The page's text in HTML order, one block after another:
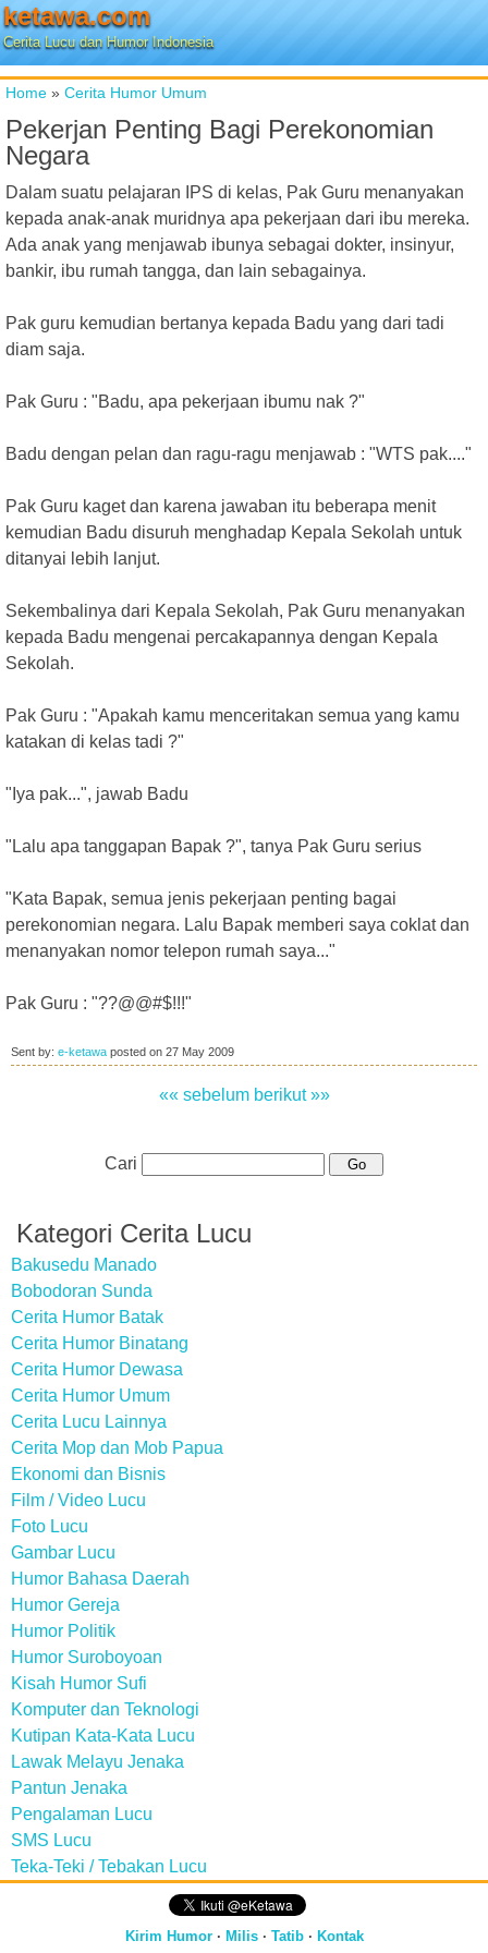
ketawa.com
Cerita Lucu dan Humor Indonesia
Home » Cerita Humor Umum
Pekerjan Penting Bagi Perekonomian
Negara
Dalam suatu pelajaran IPS di kelas, Pak Guru menanyakan
kepada anak-anak muridnya apa pekerjaan dari ibu mereka.
Ada anak yang menjawab ibunya sebagai dokter, insinyur,
bankir, ibu rumah tangga, dan lain sebagainya.
Pak guru kemudian bertanya kepada Badu yang dari tadi
diam saja.
Pak Guru : "Badu, apa pekerjaan ibumu nak ?"
Badu dengan pelan dan ragu-ragu menjawab : "WTS pak...."
Pak Guru kaget dan karena jawaban itu beberapa menit
kemudian Badu disuruh menghadap Kepala Sekolah untuk
ditanyai lebih lanjut.
Sekembalinya dari Kepala Sekolah, Pak Guru menanyakan
kepada Badu mengenai percakapannya dengan Kepala
Sekolah.
Pak Guru : "Apakah kamu menceritakan semua yang kamu
katakan di kelas tadi ?"
"Iya pak...", jawab Badu
"Lalu apa tanggapan Bapak ?", tanya Pak Guru serius
"Kata Bapak, semua jenis pekerjaan penting bagai
perekonomian negara. Lalu Bapak memberi saya coklat dan
menanyakan nomor telepon rumah saya..."
Pak Guru : "??@@#$!!!"
Sent by: e-ketawa posted on 27 May 2009
«« sebelum berikut »»
Cari
Kategori Cerita Lucu
Bakusedu Manado
Bobodoran Sunda
Cerita Humor Batak
Cerita Humor Binatang
Cerita Humor Dewasa
Cerita Humor Umum
Cerita Lucu Lainnya
Cerita Mop dan Mob Papua
Ekonomi dan Bisnis
Film / Video Lucu
Foto Lucu
Gambar Lucu
Humor Bahasa Daerah
Humor Gereja
Humor Politik
Humor Suroboyoan
Kisah Humor Sufi
Komputer dan Teknologi
Kutipan Kata-Kata Lucu
Lawak Melayu Jenaka
Pantun Jenaka
Pengalaman Lucu
SMS Lucu
Teka-Teki / Tebakan Lucu
Kirim Humor· Milis· Tatib· Kontak